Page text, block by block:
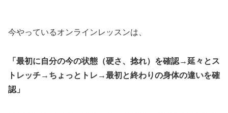
今やっているオンラインレッスンは、
「最初に自分の今の状態（硬さ、捻れ）を確認→延々とス
トレッチ→ちょっとトレ→最初と終わりの身体の違いを確
認」